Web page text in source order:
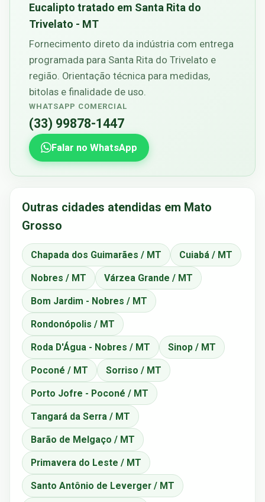
Eucalipto tratado em Santa Rita do
Trivelato - MT
Fornecimento direto da indústria com entrega
programada para Santa Rita do Trivelato e
região. Orientação técnica para medidas,
bitolas e finalidade de uso.
WHATSAPP COMERCIAL
(33) 99878-1447
Falar no WhatsApp
Outras cidades atendidas em Mato
Grosso
Chapada dos Guimarães / MT Cuiabá / MT
Nobres / MT Várzea Grande / MT
Bom Jardim - Nobres / MT
Rondonópolis / MT
Roda D'Água - Nobres / MT Sinop / MT
Poconé / MT Sorriso / MT
Porto Jofre - Poconé / MT
Tangará da Serra / MT
Barão de Melgaço / MT
Primavera do Leste / MT
Santo Antônio de Leverger / MT